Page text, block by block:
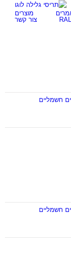
מוצרים
צור קשר
חשמליים
חשמליים